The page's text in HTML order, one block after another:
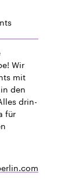
Wir
mit
den
drin-
für